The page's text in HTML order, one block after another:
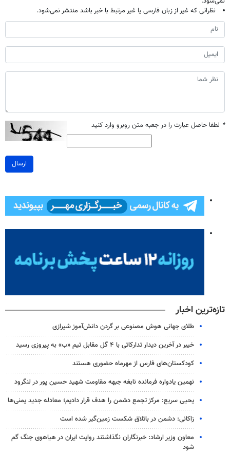
نظراتی که غیر از زبان فارسی یا غیر مرتبط با خبر باشد منتشر نمی‌شود.
* لطفا حاصل عبارت را در جعبه متن روبرو وارد کنید
ارسال
تازه‌ترین اخبار
طلای جهانی هوش مصنوعی بر گردن دانش‌آموز شیرازی
خیبر در آخرین دیدار تدارکاتی با ۴ گل مقابل تیم «ب» به پیروزی رسید
کودکستان‌های فارس از مهرماه حضوری هستند
نهمین یادواره فرمانده نابغه جبهه مقاومت شهید حسین پور در لنگرود
یحیی سریع: مرکز تجمع دشمن را هدف قرار دادیم؛ معادله جدید یمنی‌ها
زاکانی: دشمن در باتلاق شکست زمین‌گیر شده است
معاون وزیر ارشاد: خبرنگاران نگذاشتند روایت ایران در هیاهوی جنگ گم
شود